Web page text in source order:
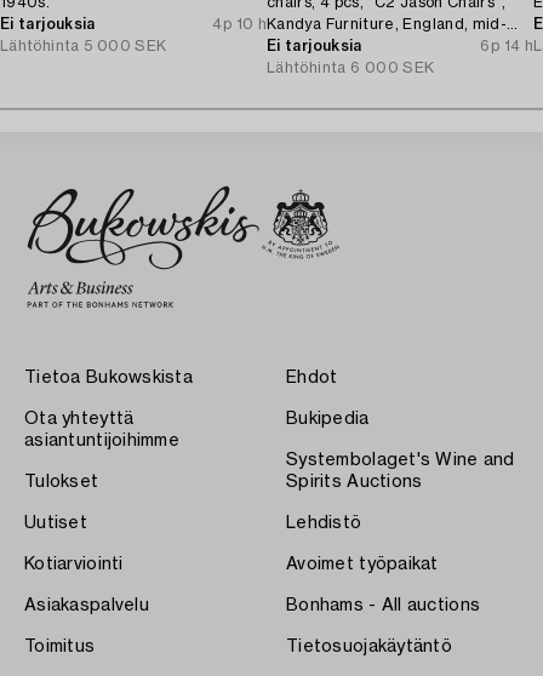
Ei tarjouksia
4p 10 h
Lähtöhinta 5 000 SEK
Kandya Furniture, England, mid-
20th century.
Ei tarjouksia
6p 14 h
Lähtöhinta 6 000 SEK
Tietoa Bukowskista
Ota yhteyttä
asiantuntijoihimme
Tulokset
Uutiset
Kotiarviointi
Asiakaspalvelu
Toimitus
Ehdot
Bukipedia
Systembolaget's Wine and
Spirits Auctions
Lehdistö
Avoimet työpaikat
Bonhams - All auctions
Tietosuojakäytäntö